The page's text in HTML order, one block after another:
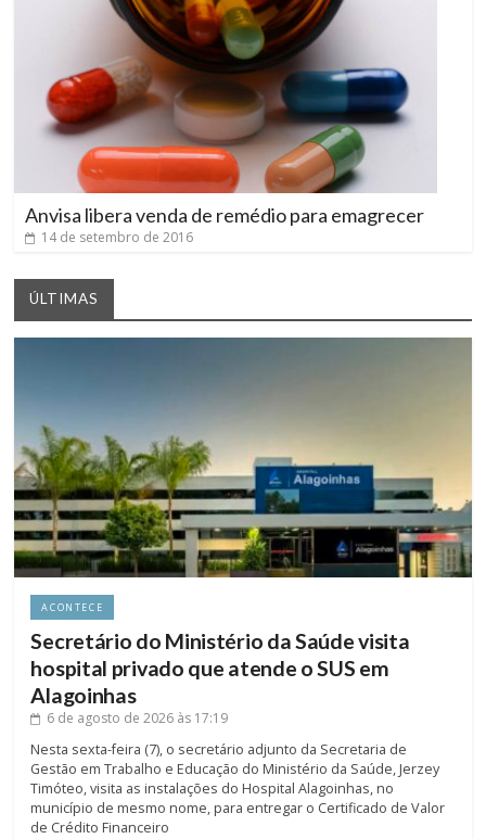
Anvisa libera venda de remédio para emagrecer
14 de setembro de 2016
ÚLTIMAS
ACONTECE
Secretário do Ministério da Saúde visita
hospital privado que atende o SUS em
Alagoinhas
6 de agosto de 2026 às 17:19
Nesta sexta-feira (7), o secretário adjunto da Secretaria de
Gestão em Trabalho e Educação do Ministério da Saúde, Jerzey
Timóteo, visita as instalações do Hospital Alagoinhas, no
município de mesmo nome, para entregar o Certificado de Valor
de Crédito Financeiro